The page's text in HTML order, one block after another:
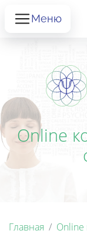
Меню
Online
Главная Online